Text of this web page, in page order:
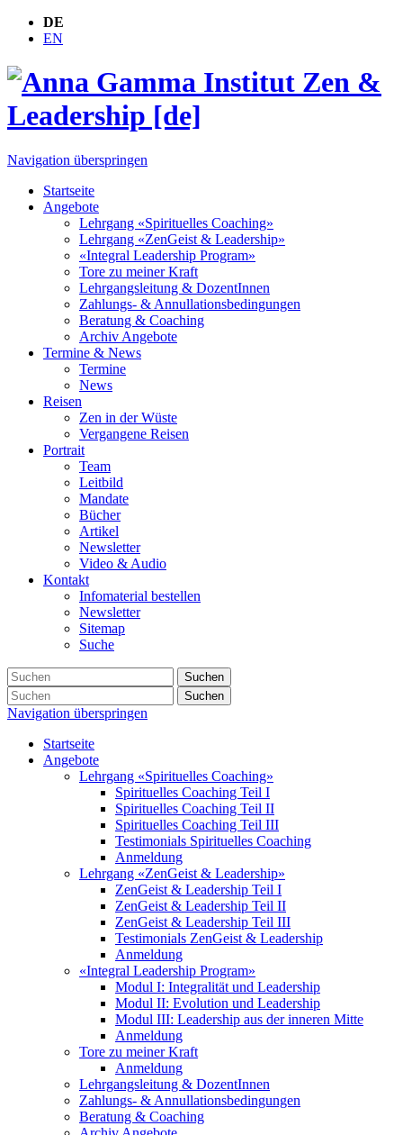
DE
EN
Navigation überspringen
Startseite
Angebote
Lehrgang «Spirituelles Coaching»
Lehrgang «ZenGeist & Leadership»
«Integral Leadership Program»
Tore zu meiner Kraft
Lehrgangsleitung & DozentInnen
Zahlungs- & Annullationsbedingungen
Beratung & Coaching
Archiv Angebote
Termine & News
Termine
News
Reisen
Zen in der Wüste
Vergangene Reisen
Portrait
Team
Leitbild
Mandate
Bücher
Artikel
Newsletter
Video & Audio
Kontakt
Infomaterial bestellen
Newsletter
Sitemap
Suche
Suchen
Suchen
Navigation überspringen
Startseite
Angebote
Lehrgang «Spirituelles Coaching»
Spirituelles Coaching Teil I
Spirituelles Coaching Teil II
Spirituelles Coaching Teil III
Testimonials Spirituelles Coaching
Anmeldung
Lehrgang «ZenGeist & Leadership»
ZenGeist & Leadership Teil I
ZenGeist & Leadership Teil II
ZenGeist & Leadership Teil III
Testimonials ZenGeist & Leadership
Anmeldung
«Integral Leadership Program»
Modul I: Integralität und Leadership
Modul II: Evolution und Leadership
Modul III: Leadership aus der inneren Mitte
Anmeldung
Tore zu meiner Kraft
Anmeldung
Lehrgangsleitung & DozentInnen
Zahlungs- & Annullationsbedingungen
Beratung & Coaching